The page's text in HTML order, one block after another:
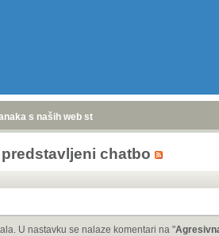
s naših web stranica
chatbo
U nastavku se nalaze komentari na "